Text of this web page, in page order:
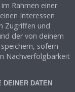
Rahmen einer
Interessen
Zugriffen und
der von deinem
sofern
Nachverfolgbarkeit
DEINER DATEN